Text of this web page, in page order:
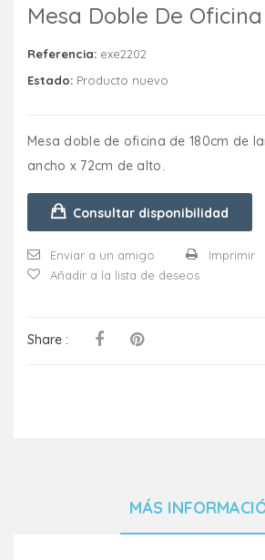
Mesa Doble De Oficina
Referencia: exe2202
Estado: Producto nuevo
Mesa doble de oficina de 180cm de
ancho x 72cm de alto.
Consultar disponibilidad
Enviar a un amigo
Imprimir
Añadir a la lista de deseos
Share :
MÁS